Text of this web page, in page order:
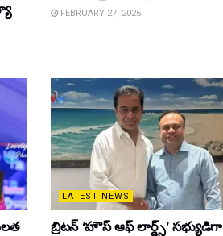
FEBRUARY 27, 2026
LATEST NEWS
బ్రిటన్ ‘హౌస్ ఆఫ్ లార్డ్స్’ సభ్యుడిగా